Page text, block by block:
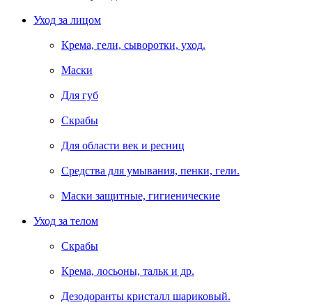
Уход за лицом
Крема, гели, сыворотки, уход.
Маски
Для губ
Скрабы
Для области век и ресниц
Средства для умывания, пенки, гели.
Маски защитные, гигиенические
Уход за телом
Скрабы
Крема, лосьоны, тальк и др.
Дезодоранты кристалл шариковый.